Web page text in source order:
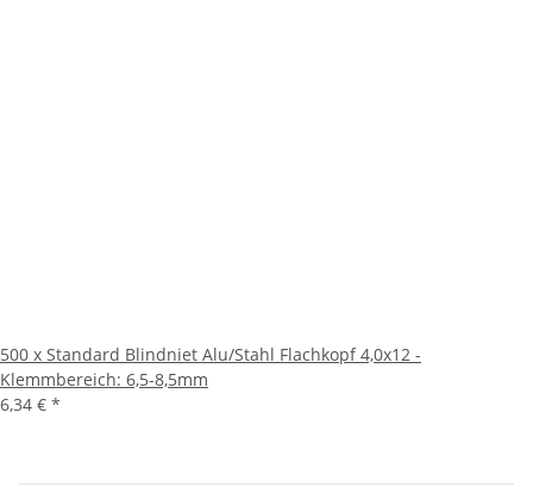
500 x Standard Blindniet Alu/Stahl Flachkopf 4,0x12 -
Klemmbereich: 6,5-8,5mm
6,34 € *